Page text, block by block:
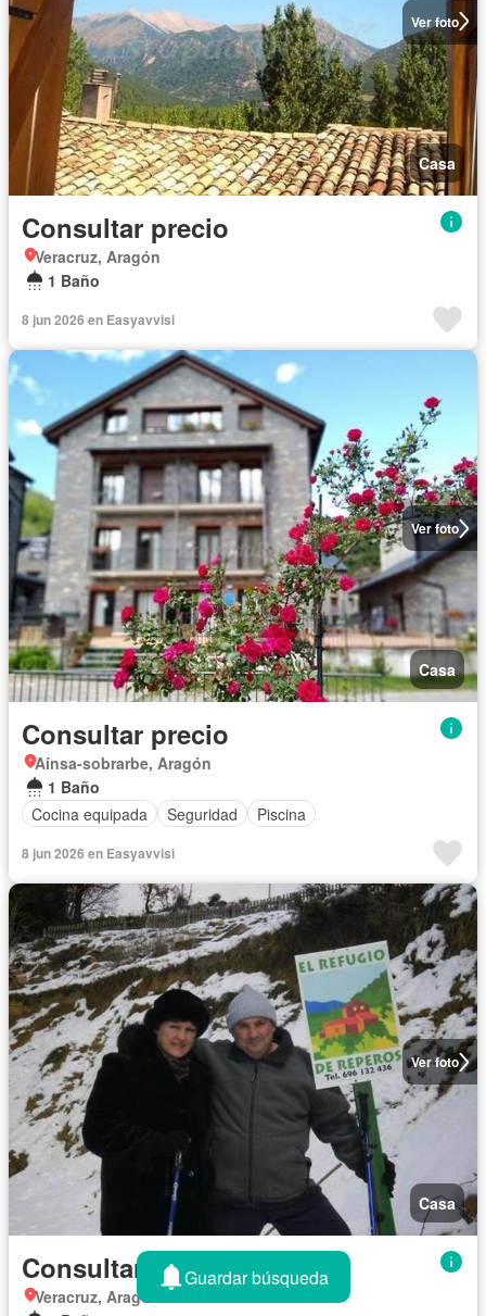
Ver foto
Casa
Consultar precio
Veracruz, Aragón
1 Baño
8 jun 2026 en Easyavvisi
Ver foto
Casa
Consultar precio
Aínsa-sobrarbe, Aragón
1 Baño
Cocina equipada
Seguridad Piscina
8 jun 2026 en Easyavvisi
Ver foto
Casa
Consultar precio
Veracruz, Aragón
Guardar búsqueda